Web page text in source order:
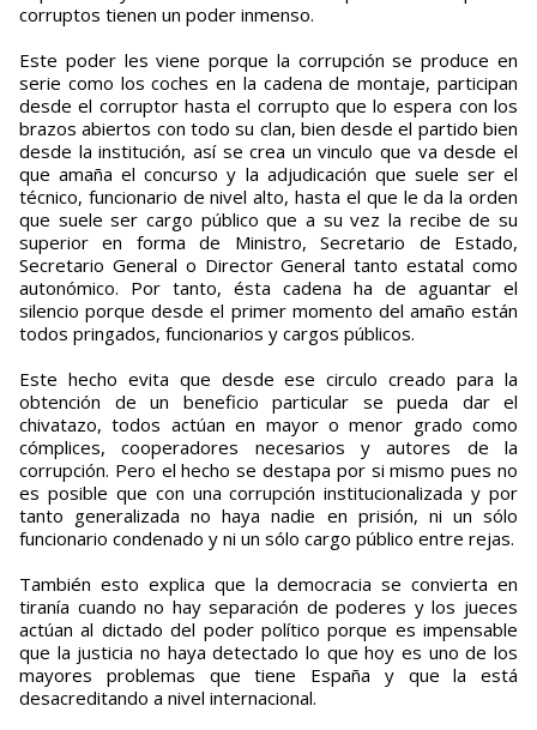
corruptos tienen un poder inmenso.
Este poder les viene porque la corrupción se produce en
serie como los coches en la cadena de montaje, participan
desde el corruptor hasta el corrupto que lo espera con los
brazos abiertos con todo su clan, bien desde el partido bien
desde la institución, así se crea un vinculo que va desde el
que amaña el concurso y la adjudicación que suele ser el
técnico, funcionario de nivel alto, hasta el que le da la orden
que suele ser cargo público que a su vez la recibe de su
superior en forma de Ministro, Secretario de Estado,
Secretario General o Director General tanto estatal como
autonómico. Por tanto, ésta cadena ha de aguantar el
silencio porque desde el primer momento del amaño están
todos pringados, funcionarios y cargos públicos.
Este hecho evita que desde ese circulo creado para la
obtención de un beneficio particular se pueda dar el
chivatazo, todos actúan en mayor o menor grado como
cómplices, cooperadores necesarios y autores de la
corrupción. Pero el hecho se destapa por si mismo pues no
es posible que con una corrupción institucionalizada y por
tanto generalizada no haya nadie en prisión, ni un sólo
funcionario condenado y ni un sólo cargo público entre rejas.
También esto explica que la democracia se convierta en
tiranía cuando no hay separación de poderes y los jueces
actúan al dictado del poder político porque es impensable
que la justicia no haya detectado lo que hoy es uno de los
mayores problemas que tiene España y que la está
desacreditando a nivel internacional.